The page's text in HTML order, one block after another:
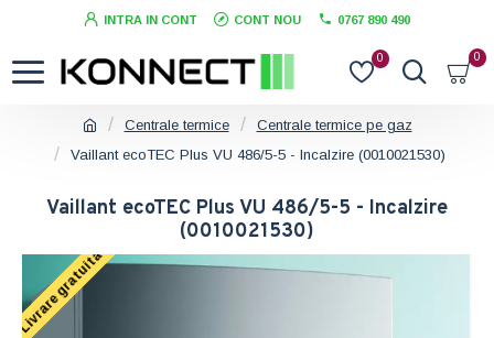
INTRA IN CONT CONT NOU 0767 890 490
0 0
Centrale termice
Centrale termice pe gaz
Vaillant ecoTEC Plus VU 486/5-5 - Incalzire (0010021530)
Vaillant ecoTEC Plus VU 486/5-5 - Incalzire
(0010021530)
Livrare gratuita